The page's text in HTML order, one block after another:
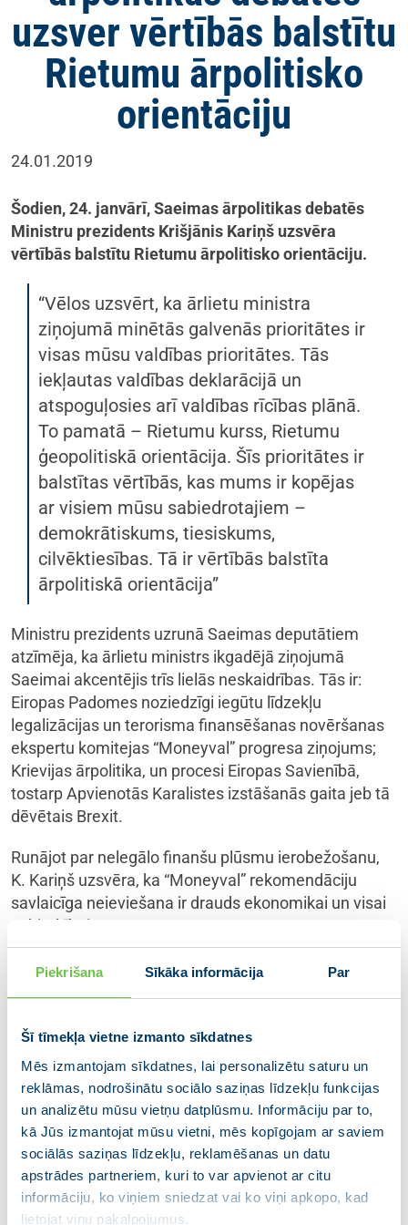
Piekrišana Sīkāka informācija Par
Šī tīmekļa vietne izmanto sīkdatnes
Mēs izmantojam sīkdatnes, lai personalizētu saturu un
reklāmas, nodrošinātu sociālo saziņas līdzekļu funkcijas
un analizētu mūsu vietņu datplūsmu. Informāciju par to,
kā Jūs izmantojat mūsu vietni, mēs kopīgojam ar saviem
sociālās saziņas līdzekļu, reklamēšanas un datu
apstrādes partneriem, kuri to var apvienot ar citu
informāciju, ko viņiem sniedzat vai ko viņi apkopo, kad
lietojat viņu pakalpojumus.
uzsver vērtībās balstītu
Rietumu ārpolitisko
orientāciju
24.01.2019
Šodien, 24. janvārī, Saeimas ārpolitikas debatēs
Ministru prezidents Krišjānis Kariņš uzsvēra
vērtībās balstītu Rietumu ārpolitisko orientāciju.
“Vēlos uzsvērt, ka ārlietu ministra
ziņojumā minētās galvenās prioritātes ir
visas mūsu valdības prioritātes. Tās
iekļautas valdības deklarācijā un
atspoguļosies arī valdības rīcības plānā.
To pamatā – Rietumu kurss, Rietumu
ģeopolitiskā orientācija. Šīs prioritātes ir
balstītas vērtībās, kas mums ir kopējas
ar visiem mūsu sabiedrotajiem –
demokrātiskums, tiesiskums,
cilvēktiesības. Tā ir vērtībās balstīta
ārpolitiskā orientācija”
Ministru prezidents uzrunā Saeimas deputātiem
atzīmēja, ka ārlietu ministrs ikgadējā ziņojumā
Saeimai akcentējis trīs lielās neskaidrības. Tās ir:
Eiropas Padomes noziedzīgi iegūtu līdzekļu
legalizācijas un terorisma finansēšanas novēršanas
ekspertu komitejas “Moneyval” progresa ziņojums;
Krievijas ārpolitika, un procesi Eiropas Savienībā,
tostarp Apvienotās Karalistes izstāšanās gaita jeb tā
dēvētais Brexit.
Runājot par nelegālo finanšu plūsmu ierobežošanu,
K. Kariņš uzsvēra, ka “Moneyval” rekomendāciju
savlaicīga neieviešana ir drauds ekonomikai un visai
sabiedrībai.